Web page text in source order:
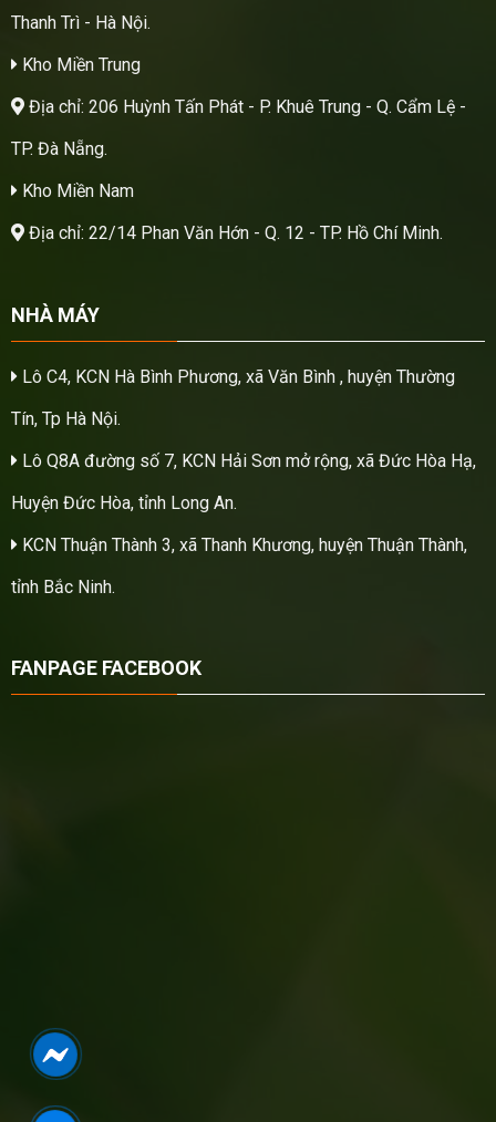
Thanh Trì - Hà Nội.
Kho Miền Trung
Địa chỉ: 206 Huỳnh Tấn Phát - P. Khuê Trung - Q. Cẩm Lệ -
TP. Đà Nẵng.
Kho Miền Nam
Địa chỉ: 22/14 Phan Văn Hớn - Q. 12 - TP. Hồ Chí Minh.
NHÀ MÁY
Lô C4, KCN Hà Bình Phương, xã Văn Bình , huyện Thường
Tín, Tp Hà Nội.
Lô Q8A đường số 7, KCN Hải Sơn mở rộng, xã Đức Hòa Hạ,
Huyện Đức Hòa, tỉnh Long An.
KCN Thuận Thành 3, xã Thanh Khương, huyện Thuận Thành,
tỉnh Bắc Ninh.
FANPAGE FACEBOOK